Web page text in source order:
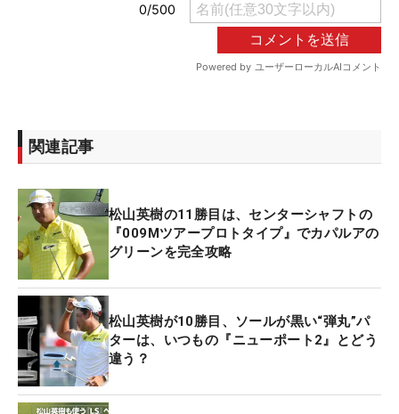
関連記事
松山英樹の11勝目は、センターシャフトの
『009Mツアープロトタイプ』でカパルアの
グリーンを完全攻略
松山英樹が10勝目、ソールが黒い“弾丸”パ
ターは、いつもの『ニューポート2』とどう
違う？